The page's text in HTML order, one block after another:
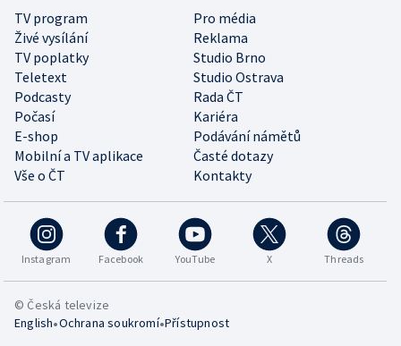
TV program
Pro média
Živé vysílání
Reklama
TV poplatky
Studio Brno
Teletext
Studio Ostrava
Podcasty
Rada ČT
Počasí
Kariéra
E-shop
Podávání námětů
Mobilní a TV aplikace
Časté dotazy
Vše o ČT
Kontakty
Instagram Facebook YouTube X Threads
© Česká televize
English•Ochrana soukromí•Přístupnost